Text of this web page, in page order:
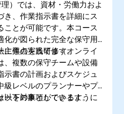
）では、資材・労働力およ
き、作業指示書を詳細にス
ことが可能です。本コース
化が図られた完全な保守用
に焦点を当てます。
主導の実践研修（オンライ
、複数の保守チームや設備
示書の計画およびスケジュ
級レベルのプランナーやプ
を対象としています。
以下の事項ができるように